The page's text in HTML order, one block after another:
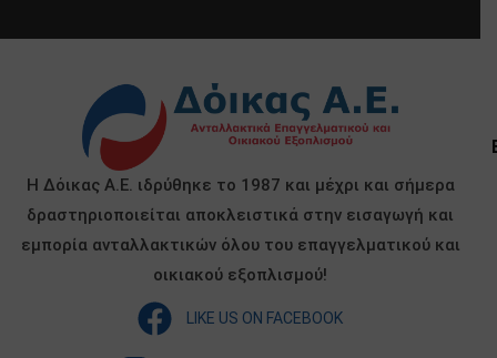
Η Δόικας Α.Ε. ιδρύθηκε το 1987 και μέχρι και σήμερα
δραστηριοποιείται αποκλειστικά στην εισαγωγή και
εμπορία ανταλλακτικών όλου του επαγγελματικού και
οικιακού εξοπλισμού!
LIKE US ON FACEBOOK